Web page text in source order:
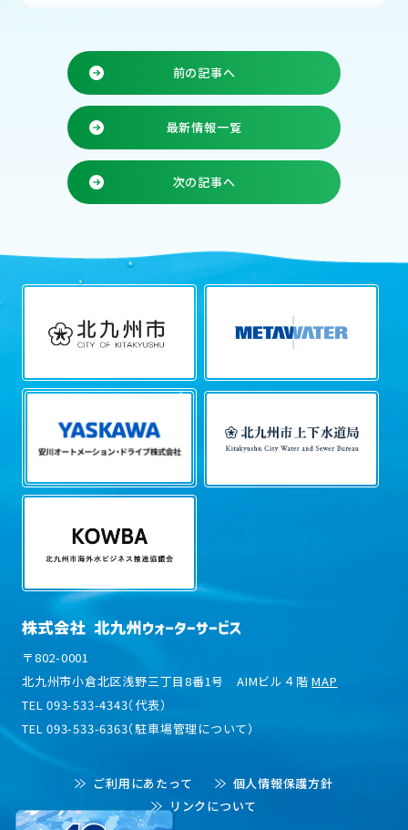
前の記事へ
最新情報一覧
次の記事へ
〒802-0001
北九州市小倉北区浅野三丁目8番1号 AIMビル４階MAP
TEL 093-533-4343（代表）
TEL 093-533-6363（駐車場管理について）
ご利用にあたって
個人情報保護方針
リンクについて